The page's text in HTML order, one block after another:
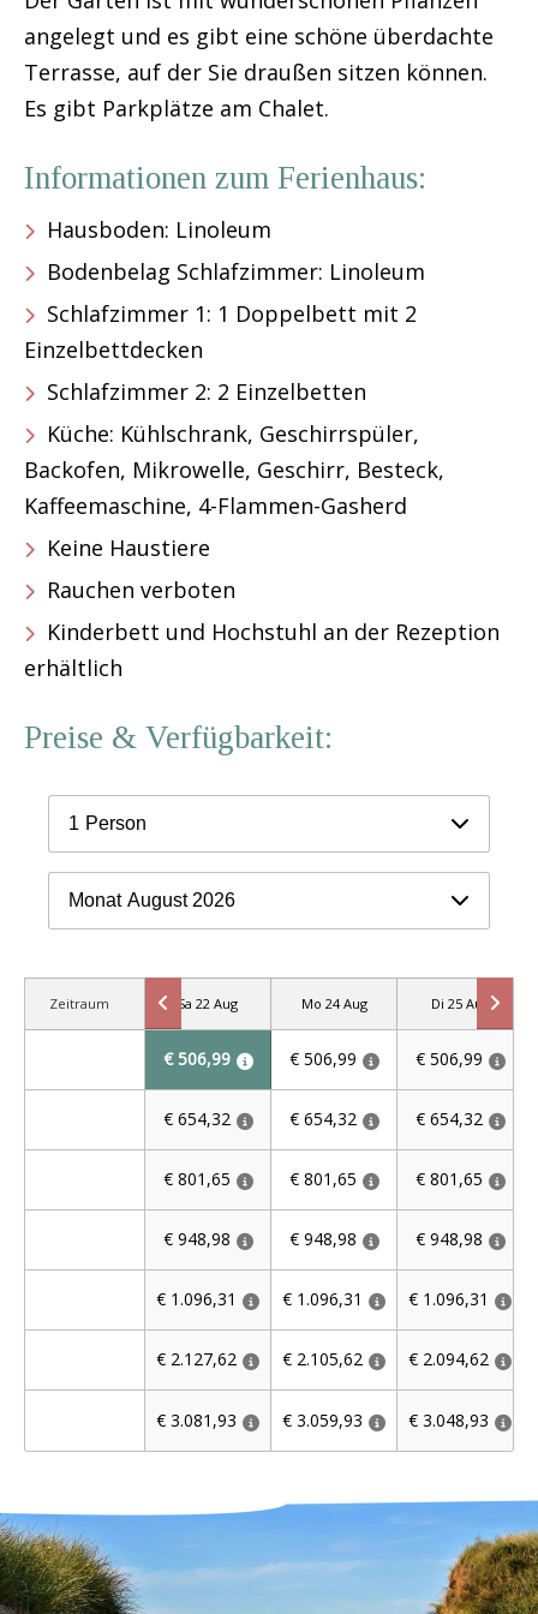
angelegt und es gibt eine schöne überdachte
Terrasse, auf der Sie draußen sitzen können.
Es gibt Parkplätze am Chalet.
Informationen zum Ferienhaus:
Hausboden: Linoleum
Bodenbelag Schlafzimmer: Linoleum
Schlafzimmer 1: 1 Doppelbett mit 2
Einzelbettdecken
Schlafzimmer 2: 2 Einzelbetten
Küche: Kühlschrank, Geschirrspüler,
Backofen, Mikrowelle, Geschirr, Besteck,
Kaffeemaschine, 4-Flammen-Gasherd
Keine Haustiere
Rauchen verboten
Kinderbett und Hochstuhl an der Rezeption
erhältlich
Preise & Verfügbarkeit:
1 Person
Monat August 2026
Zeitraum Sa 22 Aug Mo 24 Aug Di 25 Aug
€ 506,99 € 506,99 € 506,99
€ 654,32 € 654,32 € 654,32
€ 801,65 € 801,65 € 801,65
€ 948,98 € 948,98 € 948,98
€ 1.096,31 € 1.096,31 € 1.096,31
€ 2.127,62 € 2.105,62 € 2.094,62
€ 3.081,93 € 3.059,93 € 3.048,93